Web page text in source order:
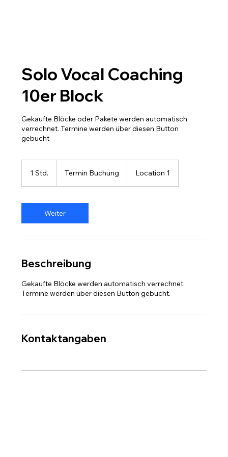
Solo Vocal Coaching
10er Block
Gekaufte Blöcke oder Pakete werden automatisch
verrechnet. Termine werden über diesen Button
gebucht
1 Std.
d
Termin Buchung Location 1
Weiter
Beschreibung
Gekaufte Blöcke werden automatisch verrechnet.
Termine werden über diesen Button gebucht.
Kontaktangaben